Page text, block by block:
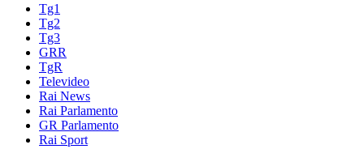
Tg1
Tg2
Tg3
GRR
TgR
Televideo
Rai News
Rai Parlamento
GR Parlamento
Rai Sport